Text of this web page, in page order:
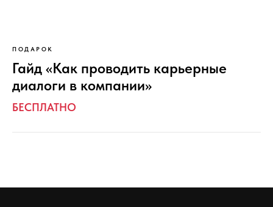
ПОДАРОК
Гайд «Как проводить карьерные
диалоги в компании»
БЕСПЛАТНО